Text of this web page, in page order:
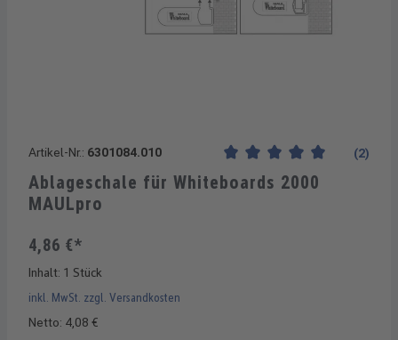
Artikel-Nr.: 6301084.010
Durchschnittliche
(2)
Ablageschale für Whiteboards 2000
MAULpro
4,86 €*
Inhalt: 1 Stück
inkl. MwSt. zzgl. Versandkosten
Netto: 4,08 €